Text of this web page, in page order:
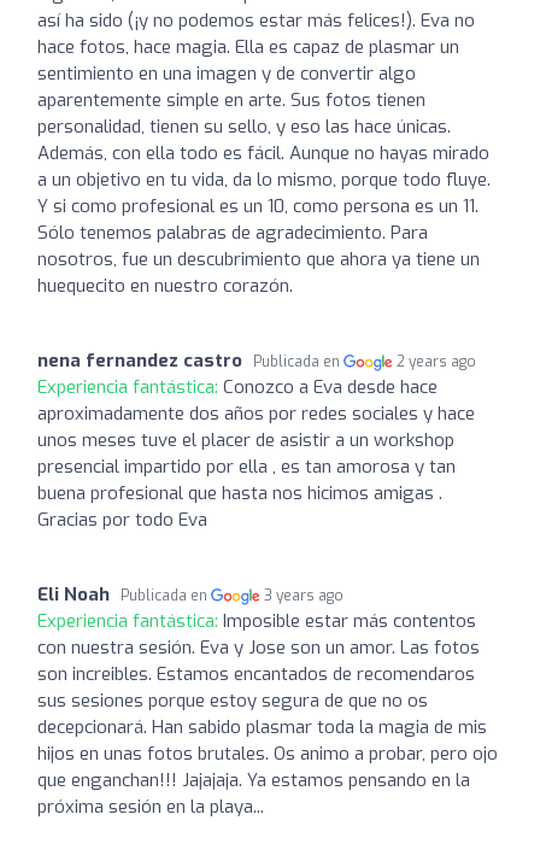
así ha sido (¡y no podemos estar más felices!). Eva no
hace fotos, hace magia. Ella es capaz de plasmar un
sentimiento en una imagen y de convertir algo
aparentemente simple en arte. Sus fotos tienen
personalidad, tienen su sello, y eso las hace únicas.
Además, con ella todo es fácil. Aunque no hayas mirado
a un objetivo en tu vida, da lo mismo, porque todo fluye.
Y si como profesional es un 10, como persona es un 11.
Sólo tenemos palabras de agradecimiento. Para
nosotros, fue un descubrimiento que ahora ya tiene un
huequecito en nuestro corazón.
nena fernandez castro Publicada en 2 years ago
Experiencia fantástica: Conozco a Eva desde hace
aproximadamente dos años por redes sociales y hace
unos meses tuve el placer de asistir a un workshop
presencial impartido por ella , es tan amorosa y tan
buena profesional que hasta nos hicimos amigas .
Gracias por todo Eva
Eli Noah Publicada en 3 years ago
Experiencia fantástica: Imposible estar más contentos
con nuestra sesión. Eva y Jose son un amor. Las fotos
son increibles. Estamos encantados de recomendaros
sus sesiones porque estoy segura de que no os
decepcionará. Han sabido plasmar toda la magia de mis
hijos en unas fotos brutales. Os animo a probar, pero ojo
que enganchan!!! Jajajaja. Ya estamos pensando en la
próxima sesión en la playa...